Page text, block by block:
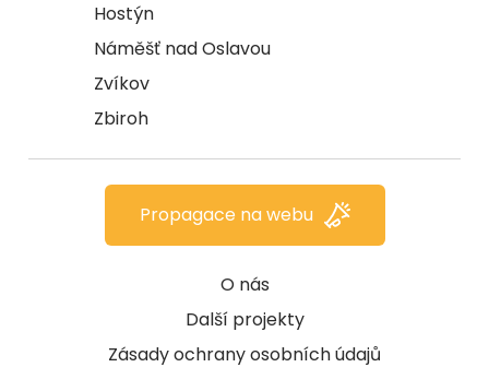
Hostýn
Náměšť nad Oslavou
Zvíkov
Zbiroh
O nás
Další projekty
Zásady ochrany osobních údajů
Propagace na webu